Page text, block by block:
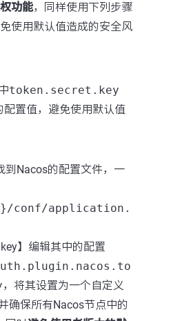
功能，同样使用下列步骤
使用默认值造成的安全风
token.secret.key
配置值，避免使用默认值
到Nacos的配置文件，一
conf/application.
】编辑其中的配置
，将其设置为一个自定义
确保所有Nacos节点中的